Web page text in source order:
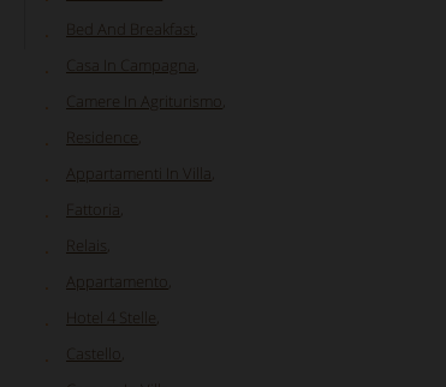
Bed And Breakfast
Casa In Campagna
Camere In Agriturismo
Residence
Appartamenti In Villa
Fattoria
Relais
Appartamento
Hotel 4 Stelle
Castello